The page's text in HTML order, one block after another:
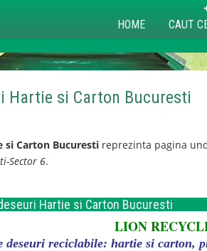
HOME CAUT
Hartie si Carton Bucuresti
si Carton Bucurestireprezinta pagina
Sector 6.
Hartie si Carton Bucuresti
LION
deseuri reciclabile: hartie si carton,